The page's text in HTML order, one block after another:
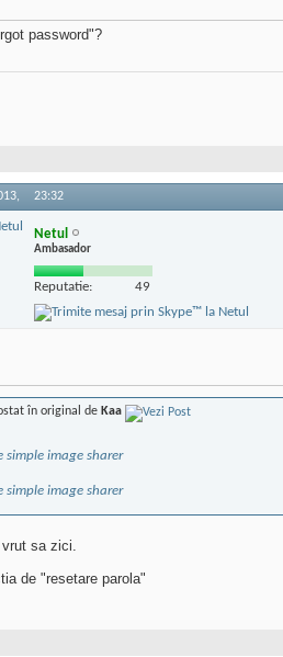
password"?
23:32
Netul
Ambasador
Reputatie: 49
în original de Kaa
simple image sharer
simple image sharer
vrut sa zici.
de "resetare parola"